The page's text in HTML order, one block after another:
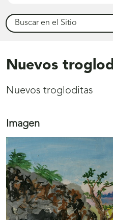
Buscar
Nuevos
Nuevos trogloditas
Imagen